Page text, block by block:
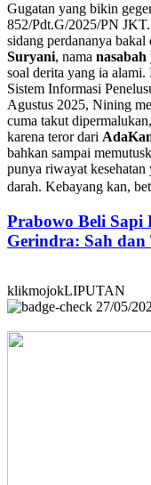
Gugatan yang bikin
852/Pdt.G/2025/PN
sidang perdananya
Suryani, nama nasabah
soal derita yang ia
Sistem Informasi
Agustus 2025, Nining
cuma takut
karena teror dari
bahkan sampai
punya riwayat kesehatan
darah. Kebayang kan,
Prabowo Beli Sapi
Gerindra: Sah
klikmojokLIPUTAN
27/05/